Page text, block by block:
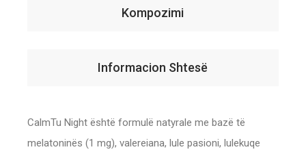
Kompozimi
Informacion Shtesë
CalmTu Night është formulë natyrale me bazë të
melatoninës (1 mg), valereiana, lule pasioni, lulekuqe